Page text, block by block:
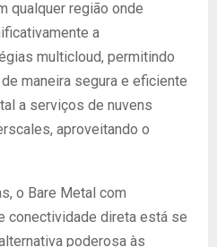
qualquer região onde
a
multicloud, permitindo
maneira segura e eficiente
a serviços de nuvens
aproveitando o
o Bare Metal com
conectividade direta está se
poderosa às